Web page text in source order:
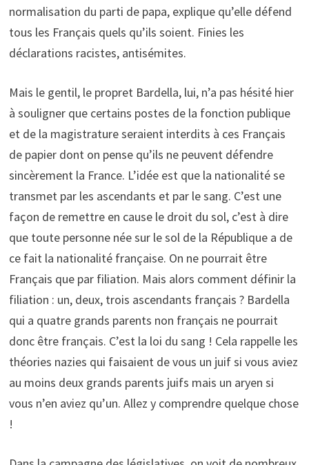
normalisation du parti de papa, explique qu’elle défend
tous les Français quels qu’ils soient. Finies les
déclarations racistes, antisémites.
Mais le gentil, le propret Bardella, lui, n’a pas hésité hier
à souligner que certains postes de la fonction publique
et de la magistrature seraient interdits à ces Français
de papier dont on pense qu’ils ne peuvent défendre
sincèrement la France. L’idée est que la nationalité se
transmet par les ascendants et par le sang. C’est une
façon de remettre en cause le droit du sol, c’est à dire
que toute personne née sur le sol de la République a de
ce fait la nationalité française. On ne pourrait être
Français que par filiation. Mais alors comment définir la
filiation : un, deux, trois ascendants français ? Bardella
qui a quatre grands parents non français ne pourrait
donc être français. C’est la loi du sang ! Cela rappelle les
théories nazies qui faisaient de vous un juif si vous aviez
au moins deux grands parents juifs mais un aryen si
vous n’en aviez qu’un. Allez y comprendre quelque chose
!